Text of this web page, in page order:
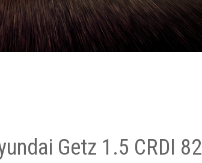
Getz 1.5 CRDI 82